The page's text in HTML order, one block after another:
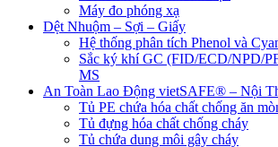
Máy đo phóng xạ
Dệt Nhuộm – Sợi – Giấy
Hệ thống phân tích Phenol và
Sắc ký khí GC (FID/ECD/NPD/
MS
An Toàn Lao Động vietSAFE® – Nội
Tủ PE chứa hóa chất chống ăn
Tủ đựng hóa chất chống cháy
Tủ chứa dung môi gây cháy